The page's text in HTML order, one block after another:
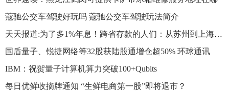
蔻驰公交车驾驶好玩吗 蔻驰公交车驾驶玩法简介
天天报道:为了多1%年息！跨省存款的人们：从苏州到上海、从湖北到西安
国盾量子、锐捷网络等32股获陆股通增仓超50% 环球通讯
IBM：祝贺量子计算机算力突破100+Qubits
每日优鲜收摘牌通知 “生鲜电商第一股”即将退市？